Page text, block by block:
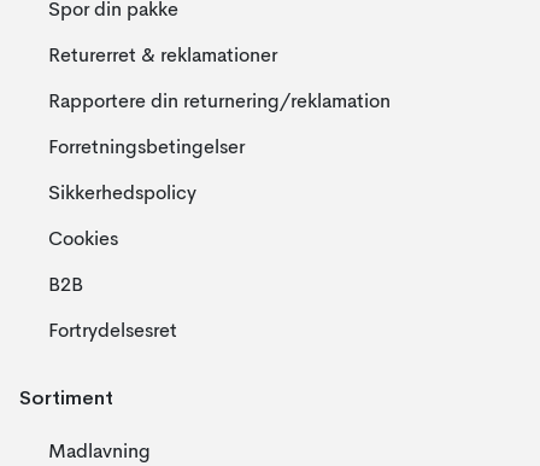
Spor din pakke
Returerret & reklamationer
Rapportere din returnering/reklamation
Forretningsbetingelser
Sikkerhedspolicy
Cookies
B2B
Fortrydelsesret
Sortiment
Madlavning